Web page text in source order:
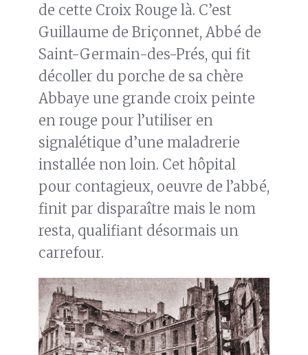
de cette Croix Rouge là. C’est
Guillaume de Briçonnet, Abbé de
Saint-Germain-des-Prés, qui fit
décoller du porche de sa chère
Abbaye une grande croix peinte
en rouge pour l’utiliser en
signalétique d’une maladrerie
installée non loin. Cet hôpital
pour contagieux, oeuvre de l’abbé,
finit par disparaître mais le nom
resta, qualifiant désormais un
carrefour.